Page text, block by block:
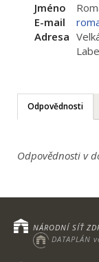
Jméno
E-mail
Adresa
Odpovědnosti
Odpovědnosti v
NÁRODNÍ SÍŤ
DATAPLÁN